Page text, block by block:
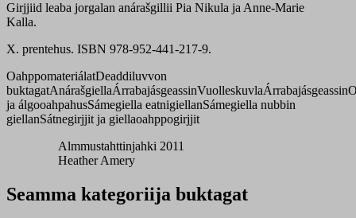
Girjjiid leaba jorgalan anárašgillii Pia Nikula ja Anne-Marie
Kalla.
X. prentehus. ISBN 978-952-441-217-9.
OahppomateriálatDeaddiluvvon
buktagatAnárašgiellaÁrrabajásgeassinVuolleskuvlaÁrrabajásgeassin
ja álgooahpahusSámegiella eatnigiellanSámegiella nubbin
giellanSátnegirjjit ja giellaoahppogirjjit
Almmustahttinjahki 2011
Heather Amery
Seamma kategoriija buktagat